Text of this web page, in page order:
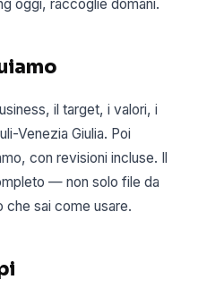
oggi, raccoglie domani.
il target, i valori, i
Venezia Giulia. Poi
con revisioni incluse. Il
— non solo file da
che sai come usare.